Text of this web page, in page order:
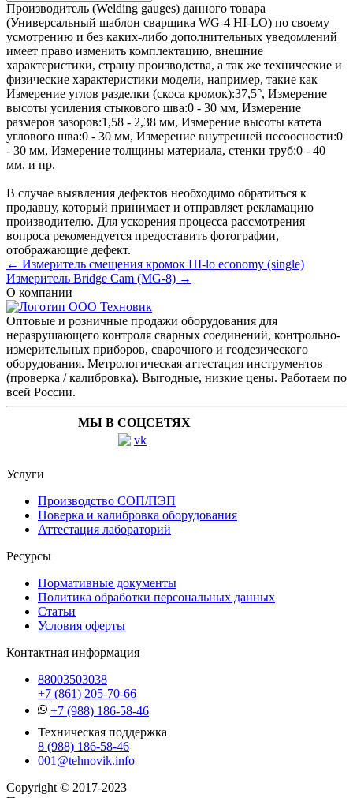
Производитель (Welding gauges) данного товара
(Универсальный шаблон сварщика WG-4 HI-LO) по своему
усмотрению и без каких-либо дополнительных уведомлений
имеет право изменить комплектацию, внешние
характеристики, страну производства, а так же технические и
физические характеристики модели, например, такие как
Измерение углов разделки (скоса кромок):37,5°, Измерение
высоты усиления стыкового шва:0 - 30 мм, Измерение
размеров зазоров:1,58 - 2,38 мм, Измерение высоты катета
углового шва:0 - 30 мм, Измерение внутренней несоосности:0
- 30 мм, Измерение толщины материала, стенки труб:0 - 40
мм, и пр.
В случае выявления дефектов необходимо обратиться к
продавцу, который принимает и отправляет рекламацию
производителю. Для ускорения процесса рассмотрения
вопроса рекомендуется предоставить фотографии,
отображающие дефект.
← Измеритель смещения кромок HI-lo economy (single)
Измеритель Bridge Cam (MG-8) →
О компании
Оптовые и розничные продажи оборудования для
неразрушающего контроля сварных соединений, контрольно-
измерительных приборов, сварочного и геодезического
оборудования. Метрологическая аттестация инструментов
(проверка / калибровка). Выгодные, низкие цены. Работаем по
всей России.
МЫ В СОЦСЕТЯХ
Услуги
Производство СОП/ПЭП
Поверка и калибровка оборудования
Аттестация лабораторий
Ресурсы
Нормативные документы
Политика обработки персональных данных
Статьи
Условия оферты
Контактная информация
88003503038
+7 (861) 205-70-66
+7 (988) 186-58-46
Техническая поддержка
8 (988) 186-58-46
001@tehnovik.info
Copyright © 2017-2023